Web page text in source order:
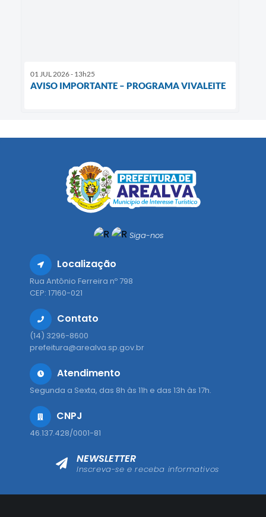
01 JUL 2026 - 13h25
AVISO IMPORTANTE – PROGRAMA VIVALEITE
Siga-nos
Localização
Rua Antônio Ferreira nº 798
CEP: 17160-021
Contato
(14) 3296-8600
prefeitura@arealva.sp.gov.br
Atendimento
Segunda a Sexta, das 8h às 11h e das 13h às 17h.
CNPJ
46.137.428/0001-81
NEWSLETTER
Inscreva-se e receba informativos